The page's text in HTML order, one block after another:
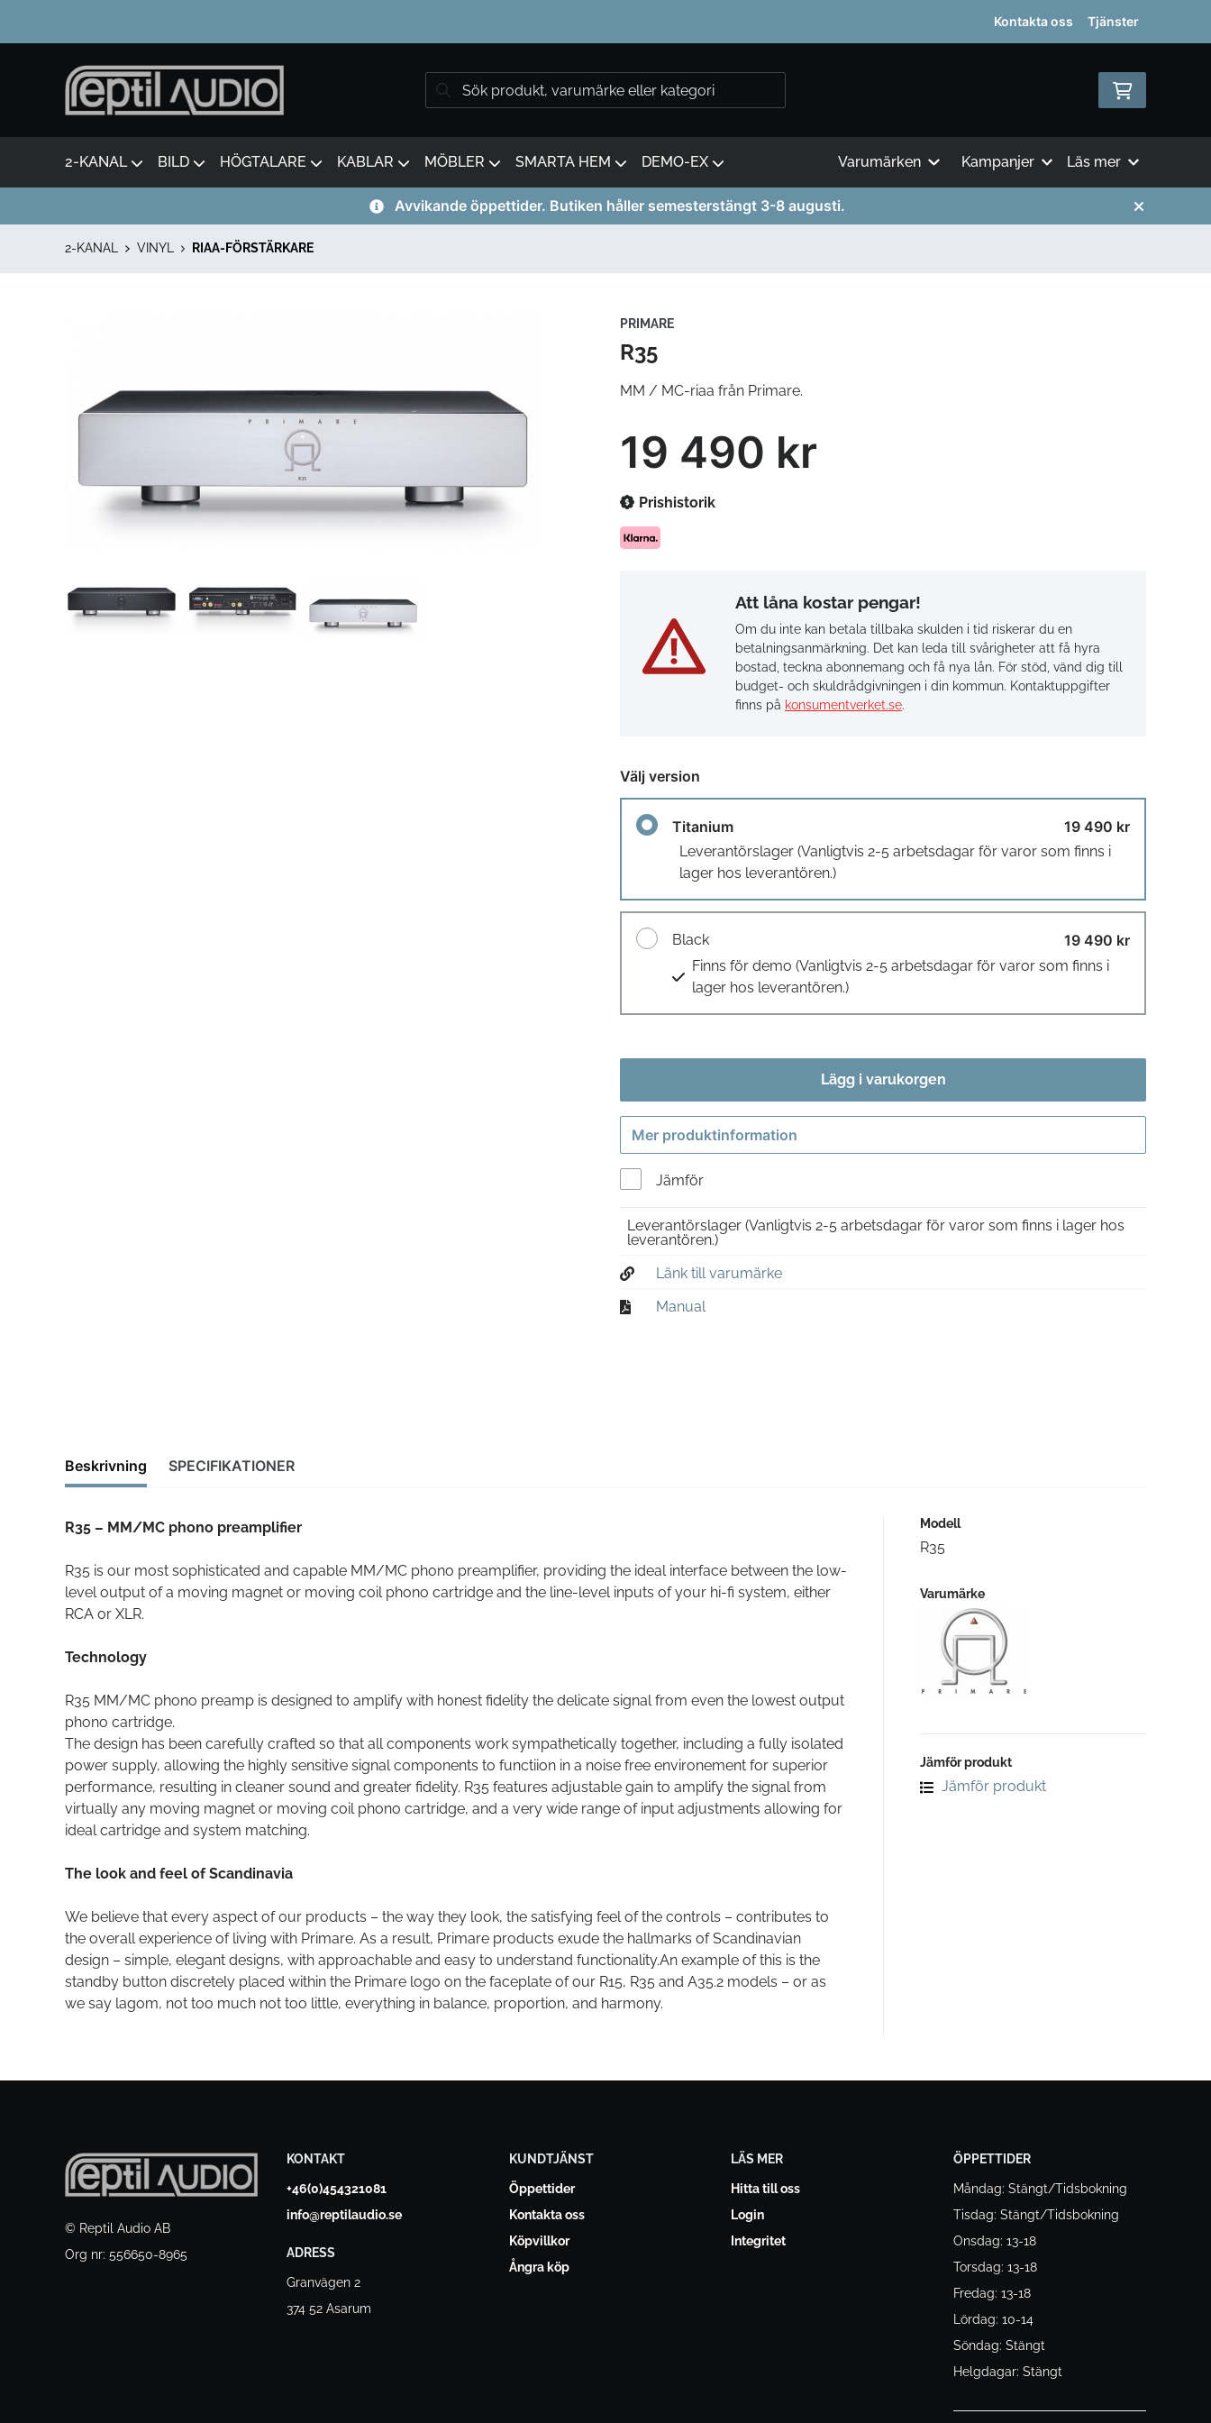
Kontakta oss Tjänster
2-KANAL BILD HÖGTALARE KABLAR MÖBLER SMARTA HEM DEMO-EX Varumärken Kampanjer Läs mer
Avvikande öppettider. Butiken håller semesterstängt 3-8 augusti.
2-KANAL VINYL RIAA-FÖRSTÄRKARE
PRIMARE
R35
MM / MC-riaa från Primare.
19 490 kr
Prishistorik
Att låna kostar pengar!
Om du inte kan betala tillbaka skulden i tid riskerar du en
betalningsanmärkning. Det kan leda till svårigheter att få hyra
bostad, teckna abonnemang och få nya lån. För stöd, vänd dig till
budget- och skuldrådgivningen i din kommun. Kontaktuppgifter
finns på konsumentverket.se.
Välj version
Titanium 19 490 kr
Leverantörslager (Vanligtvis 2-5 arbetsdagar för varor som finns i
lager hos leverantören.)
Black 19 490 kr
Finns för demo (Vanligtvis 2-5 arbetsdagar för varor som finns i
lager hos leverantören.)
Lägg i varukorgen
Mer produktinformation
Jämför
Leverantörslager (Vanligtvis 2-5 arbetsdagar för varor som finns i lager hos
leverantören.)
Länk till varumärke
Manual
Beskrivning SPECIFIKATIONER
R35 – MM/MC phono preamplifier
R35 is our most sophisticated and capable MM/MC phono preamplifier, providing the ideal interface between the low-
level output of a moving magnet or moving coil phono cartridge and the line-level inputs of your hi-fi system, either
RCA or XLR.
Technology
R35 MM/MC phono preamp is designed to amplify with honest fidelity the delicate signal from even the lowest output
phono cartridge.
The design has been carefully crafted so that all components work sympathetically together, including a fully isolated
power supply, allowing the highly sensitive signal components to functiion in a noise free environement for superior
performance, resulting in cleaner sound and greater fidelity. R35 features adjustable gain to amplify the signal from
virtually any moving magnet or moving coil phono cartridge, and a very wide range of input adjustments allowing for
ideal cartridge and system matching.
The look and feel of Scandinavia
We believe that every aspect of our products – the way they look, the satisfying feel of the controls – contributes to
the overall experience of living with Primare. As a result, Primare products exude the hallmarks of Scandinavian
design – simple, elegant designs, with approachable and easy to understand functionality.An example of this is the
standby button discretely placed within the Primare logo on the faceplate of our R15, R35 and A35.2 models – or as
we say lagom, not too much not too little, everything in balance, proportion, and harmony.
Modell
R35
Varumärke
Jämför produkt
Jämför produkt
© Reptil Audio AB
Org nr: 556650-8965
KONTAKT
+46(0)454321081
info@reptilaudio.se
ADRESS
Granvägen 2
374 52 Asarum
KUNDTJÄNST
Öppettider
Kontakta oss
Köpvillkor
Ångra köp
LÄS MER
Hitta till oss
Login
Integritet
ÖPPETTIDER
Måndag: Stängt/Tidsbokning
Tisdag: Stängt/Tidsbokning
Onsdag: 13-18
Torsdag: 13-18
Fredag: 13-18
Lördag: 10-14
Söndag: Stängt
Helgdagar: Stängt